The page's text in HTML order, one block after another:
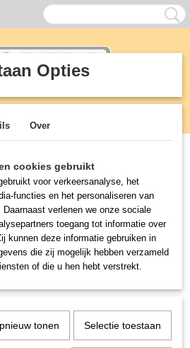
(0)
Lage RVS werktafel
Opties
Over
cookies gebruikt
voor verkeersanalyse, het
functies en het personaliseren van
verlenen we onze sociale
toegang tot informatie over
kunnen deze informatie gebruiken in
die zij mogelijk hebben verzameld
of die u hen hebt verstrekt.
tonen Selectie toestaan